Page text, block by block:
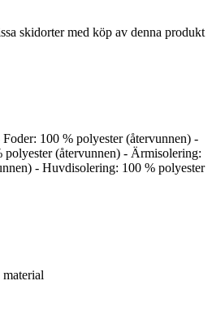
skidorter med köp av denna produkt
100 % polyester (återvunnen) -
(återvunnen) - Ärmisolering:
- Huvdisolering: 100 % polyester